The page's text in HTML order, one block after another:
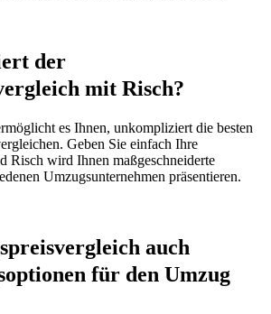
der
mit Risch?
es Ihnen, unkompliziert die besten
Geben Sie einfach Ihre
Risch wird Ihnen maßgeschneiderte
Umzugsunternehmen präsentieren.
auch
für den Umzug